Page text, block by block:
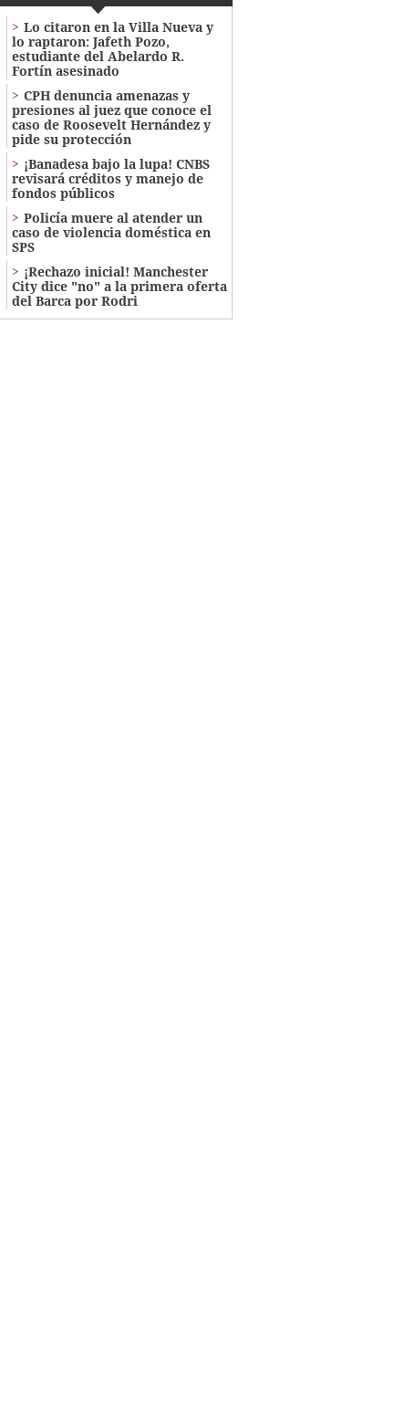
Lo citaron en la Villa Nueva y
lo raptaron: Jafeth Pozo,
estudiante del Abelardo R.
Fortín asesinado
CPH denuncia amenazas y
presiones al juez que conoce el
caso de Roosevelt Hernández y
pide su protección
¡Banadesa bajo la lupa! CNBS
revisará créditos y manejo de
fondos públicos
Policía muere al atender un
caso de violencia doméstica en
SPS
¡Rechazo inicial! Manchester
City dice "no" a la primera oferta
del Barca por Rodri